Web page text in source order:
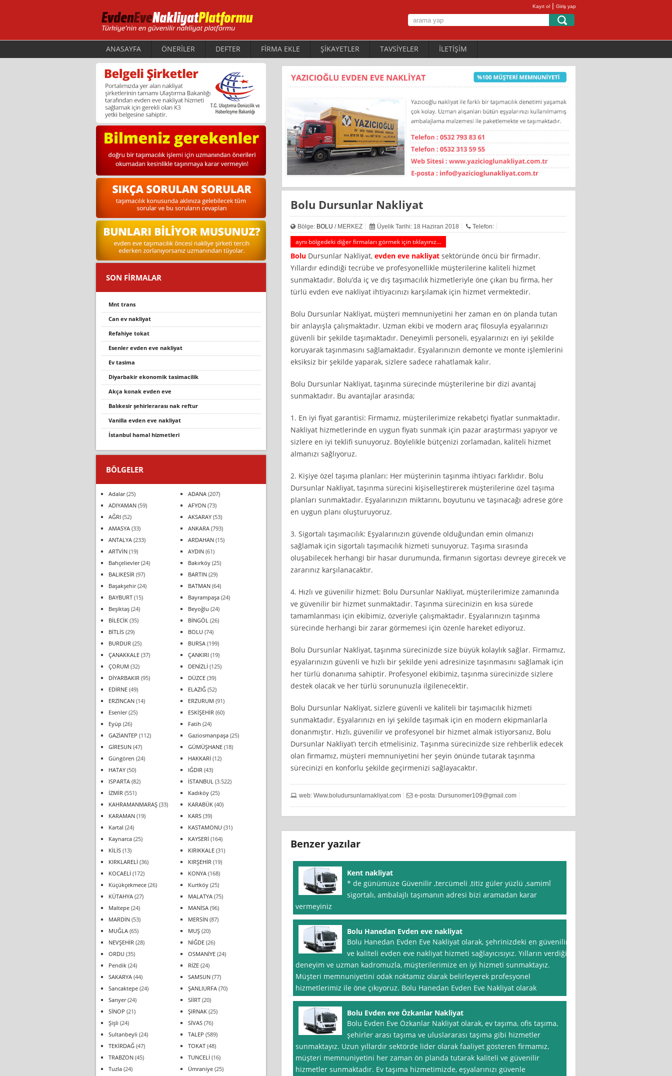
Kayıt ol | Giriş yap
ANASAYFA ÖNERİLER DEFTER FİRMA EKLE ŞİKAYETLER TAVSİYELER İLETİŞİM
Bolu Dursunlar Nakliyat
Bölge: BOLU / MERKEZ Üyelik Tarihi: 18 Haziran 2018 Telefon:
aynı bölgedeki diğer firmaları görmek için tıklayınız...
BoluDursunlar Nakliyat, evden eve nakliyatsektöründe öncü bir firmadır.
Yıllardır edindiği tecrübe ve profesyonellikle müşterilerine kaliteli hizmet
sunmaktadır. Bolu’da iç ve dış taşımacılık hizmetleriyle öne çıkan bu firma, her
türlü evden eve nakliyat ihtiyacınızı karşılamak için hizmet vermektedir.
Bolu Dursunlar Nakliyat, müşteri memnuniyetini her zaman en ön planda tutan
bir anlayışla çalışmaktadır. Uzman ekibi ve modern araç filosuyla eşyalarınızı
güvenli bir şekilde taşımaktadır. Deneyimli personeli, eşyalarınızı en iyi şekilde
koruyarak taşınmasını sağlamaktadır. Eşyalarınızın demonte ve monte işlemlerini
eksiksiz bir şekilde yaparak, sizlere sadece rahatlamak kalır.
Bolu Dursunlar Nakliyat, taşınma sürecinde müşterilerine bir dizi avantaj
sunmaktadır. Bu avantajlar arasında;
1. En iyi fiyat garantisi: Firmamız, müşterilerimize rekabetçi fiyatlar sunmaktadır.
Nakliyat hizmetlerinde en uygun fiyatı sunmak için pazar araştırması yapıyor ve
sizlere en iyi teklifi sunuyoruz. Böylelikle bütçenizi zorlamadan, kaliteli hizmet
almanızı sağlıyoruz.
2. Kişiye özel taşıma planları: Her müşterinin taşınma ihtiyacı farklıdır. Bolu
Dursunlar Nakliyat, taşınma sürecini kişiselleştirerek müşterilerine özel taşıma
planları sunmaktadır. Eşyalarınızın miktarını, boyutunu ve taşınacağı adrese göre
en uygun planı oluşturuyoruz.
3. Sigortalı taşımacılık: Eşyalarınızın güvende olduğundan emin olmanızı
sağlamak için sigortalı taşımacılık hizmeti sunuyoruz. Taşıma sırasında
oluşabilecek herhangi bir hasar durumunda, firmanın sigortası devreye girecek ve
zararınız karşılanacaktır.
4. Hızlı ve güvenilir hizmet: Bolu Dursunlar Nakliyat, müşterilerimize zamanında
ve güvenilir bir hizmet sunmaktadır. Taşınma sürecinizin en kısa sürede
tamamlanması için ekibimiz, özveriyle çalışmaktadır. Eşyalarınızın taşınma
sürecinde herhangi bir zarar görmemesi için özenle hareket ediyoruz.
Bolu Dursunlar Nakliyat, taşınma sürecinizde size büyük kolaylık sağlar. Firmamız,
eşyalarınızın güvenli ve hızlı bir şekilde yeni adresinize taşınmasını sağlamak için
her türlü donanıma sahiptir. Profesyonel ekibimiz, taşınma sürecinizde sizlere
destek olacak ve her türlü sorununuzla ilgilenecektir.
Bolu Dursunlar Nakliyat, sizlere güvenli ve kaliteli bir taşımacılık hizmeti
sunmaktadır. Eşyalarınızı en iyi şekilde taşımak için en modern ekipmanlarla
donanmıştır. Hızlı, güvenilir ve profesyonel bir hizmet almak istiyorsanız, Bolu
Dursunlar Nakliyat’ı tercih etmelisiniz. Taşınma sürecinizde size rehberlik edecek
olan firmamız, müşteri memnuniyetini her şeyin önünde tutarak taşınma
sürecinizi en konforlu şekilde geçirmenizi sağlayacaktır.
web: Www.boludursunlarnakliyat.com e-posta: Dursunomer109@gmail.com
Benzer yazılar
Kent nakliyat
* de günümüze Güvenilir ,tercümeli ,titiz güler yüzlü ,samimî
sigortalı, ambalajlı taşımanın adresi bizi aramadan karar
vermeyiniz
Bolu Hanedan Evden eve nakliyat
Bolu Hanedan Evden Eve Nakliyat olarak, şehrinizdeki en güvenilir
ve kaliteli evden eve nakliyat hizmeti sağlayıcısıyız. Yılların verdiği
deneyim ve uzman kadromuzla, müşterilerimize en iyi hizmeti sunmaktayız.
Müşteri memnuniyetini odak noktamız olarak belirleyerek profesyonel
hizmetlerimiz ile öne çıkıyoruz. Bolu Hanedan Evden Eve Nakliyat olarak
Bolu Evden eve Özkanlar Nakliyat
Bolu Evden Eve Özkanlar Nakliyat olarak, ev taşıma, ofis taşıma,
şehirler arası taşıma ve uluslararası taşıma gibi hizmetler
sunmaktayız. Uzun yıllardır sektörde lider olarak faaliyet gösteren firmamız,
müşteri memnuniyetini her zaman ön planda tutarak kaliteli ve güvenilir
hizmetler sunmaktadır. Ev taşıma hizmetimizde, eşyalarınızı güvenle
SON FİRMALAR
mnt trans
can ev nakliyat
refahiye tokat
esenler evden eve nakli̇yat
ev tasima
di̇yarbaki̇r ekonomi̇k tasi̇maci̇li̇k
akça konak evden eve
balikesi̇r şehi̇rlerarasi nak reftur
vanilla evden eve nakliyat
i̇stanbul hamal hizmetleri
BÖLGELER
Adalar(25) ADANA (207)
ADIYAMAN (59) AFYON (73)
AĞRI (52) AKSARAY (53)
AMASYA (33) ANKARA (793)
ANTALYA (233) ARDAHAN (15)
ARTVİN (19) AYDIN (61)
Bahçelievler(24) Bakırköy (25)
BALIKESİR (97) BARTIN (29)
Başakşehir(24) BATMAN (64)
BAYBURT (15) Bayrampaşa (24)
Beşiktaş (24) Beyoğlu (24)
BİLECİK (35) BİNGÖL (26)
BİTLİS (29) BOLU (74)
BURDUR (25) BURSA (199)
ÇANAKKALE (37) ÇANKIRI (19)
ÇORUM (32) DENİZLİ (125)
DİYARBAKIR (95) DÜZCE (39)
EDİRNE (49) ELAZIĞ (52)
ERZİNCAN (14) ERZURUM (91)
Esenler(25) ESKİŞEHİR (60)
Eyüp (26) Fatih (24)
GAZİANTEP (112) Gaziosmanpaşa (25)
GİRESUN (47) GÜMÜŞHANE (18)
Güngören (24) HAKKARİ (12)
HATAY (50) IĞDIR (43)
ISPARTA (82) İSTANBUL (3.522)
İZMİR (551) Kadıköy (25)
KAHRAMANMARAŞ (33) KARABÜK (40)
KARAMAN (19) KARS (39)
Kartal (24) KASTAMONU (31)
Kaynarca (25) KAYSERİ (164)
KİLİS (13) KIRIKKALE (31)
KIRKLARELİ (36) KIRŞEHİR (19)
KOCAELİ (172) KONYA (168)
Küçükçekmece (26) Kurtköy (25)
KÜTAHYA (27) MALATYA (75)
Maltepe (24) MANİSA (96)
MARDİN (53) MERSİN (87)
MUĞLA (65) MUŞ (20)
NEVŞEHİR (28) NİĞDE (26)
ORDU (35) OSMANİYE (24)
Pendik (24) RİZE (24)
SAKARYA (44) SAMSUN (77)
Sancaktepe (24) ŞANLIURFA (70)
Sarıyer(24) SİİRT (20)
SİNOP (21) ŞIRNAK (25)
Şişli (24) SİVAS (76)
Sultanbeyli (24) TALEP (589)
TEKİRDAĞ (47) TOKAT (48)
TRABZON (45) TUNCELİ (16)
Tuzla (24) Ümraniye (25)